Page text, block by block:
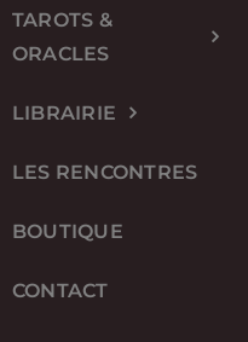
TAROTS &
ORACLES
LIBRAIRIE
LES RENCONTRES
BOUTIQUE
CONTACT